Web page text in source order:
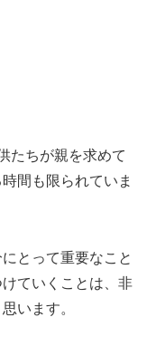
たちが親を求めて
間も限られていま
とって重要なこと
ていくことは、非
います。